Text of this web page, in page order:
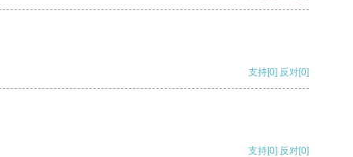
支持[0] 反对[0]
支持[0] 反对[0]